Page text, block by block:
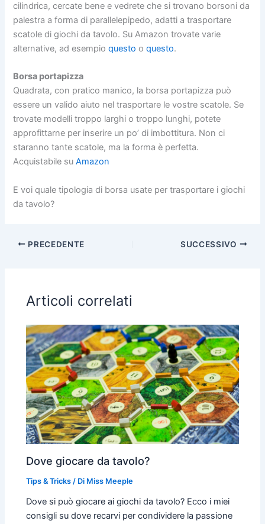
cilindrica, cercate bene e vedrete che si trovano borsoni da
palestra a forma di parallelepipedo, adatti a trasportare
scatole di giochi da tavolo. Su Amazon trovate varie
alternative, ad esempioquesto oquesto.
Borsa portapizza
Quadrata, con pratico manico, la borsa portapizza può
essere un valido aiuto nel trasportare le vostre scatole. Se
trovate modelli troppo larghi o troppo lunghi, potete
approfittarne per inserire un po’ di imbottitura. Non ci
staranno tante scatole, ma la forma è perfetta.
Acquistabile suAmazon
E voi quale tipologia di borsa usate per trasportare i giochi
da tavolo?
PRECEDENTE SUCCESSIVO
Articoli correlati
Dove giocare da tavolo?
Tips & Tricks / Di Miss Meeple
Dove si può giocare ai giochi da tavolo? Ecco i miei
consigli su dove recarvi per condividere la passione